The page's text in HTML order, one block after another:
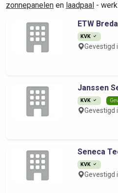
zonnepanelen en laadpaal -
ETW Breda
KVK
Gevestigd
Janssen
KVK
Gevestigd
Seneca
KVK
Gevestigd